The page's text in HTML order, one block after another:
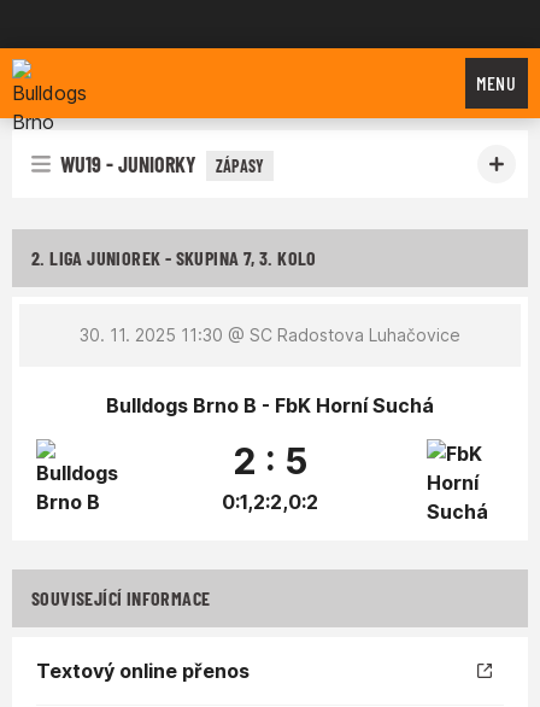
Bulldogs Brno
MENU
WU19 - JUNIORKY ZÁPASY
2. LIGA JUNIOREK - SKUPINA 7, 3. KOLO
30. 11. 2025 11:30 @ SC Radostova Luhačovice
Bulldogs Brno B - FbK Horní Suchá
2 : 5
0:1,2:2,0:2
SOUVISEJÍCÍ INFORMACE
Textový online přenos